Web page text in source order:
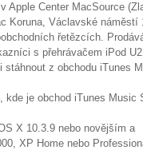
Apple Center MacSource
Koruna, Václavské náměstí
řetězcích.
s přehrávačem iPod
z obchodu iTunes
je obchod iTunes Music
X 10.3.9 nebo novějším a
XP Home nebo